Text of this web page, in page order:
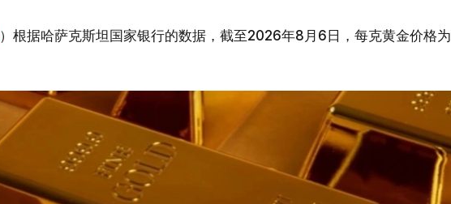
）根据哈萨克斯坦国家银行的数据，截至2026年8月6日，每克黄金价格为